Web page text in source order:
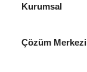
Kurumsal
Çözüm Merkezi